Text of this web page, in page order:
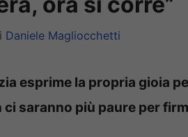
Daniele Magliocchetti
esprime la propria gioia
ci saranno più paure per